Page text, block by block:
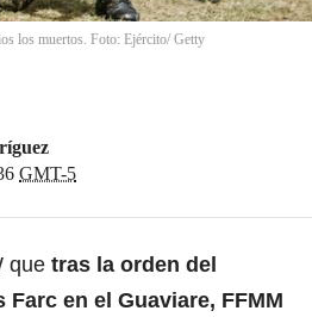
los muertos. Foto: Ejército/ Getty
GMT-5
que tras la orden del
en el Guaviare, FFMM